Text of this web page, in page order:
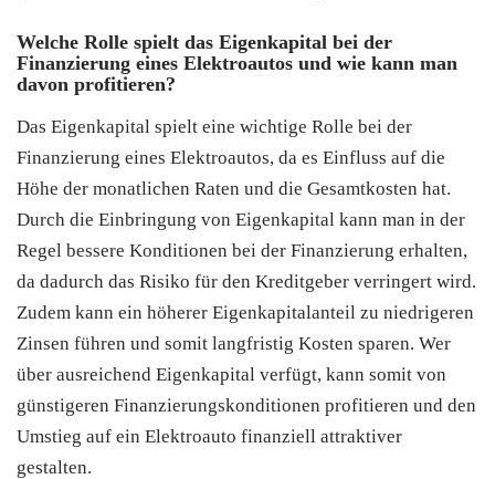
Welche Rolle spielt das Eigenkapital bei der
Finanzierung eines Elektroautos und wie kann man
davon profitieren?
Das Eigenkapital spielt eine wichtige Rolle bei der
Finanzierung eines Elektroautos, da es Einfluss auf die
Höhe der monatlichen Raten und die Gesamtkosten hat.
Durch die Einbringung von Eigenkapital kann man in der
Regel bessere Konditionen bei der Finanzierung erhalten,
da dadurch das Risiko für den Kreditgeber verringert wird.
Zudem kann ein höherer Eigenkapitalanteil zu niedrigeren
Zinsen führen und somit langfristig Kosten sparen. Wer
über ausreichend Eigenkapital verfügt, kann somit von
günstigeren Finanzierungskonditionen profitieren und den
Umstieg auf ein Elektroauto finanziell attraktiver
gestalten.